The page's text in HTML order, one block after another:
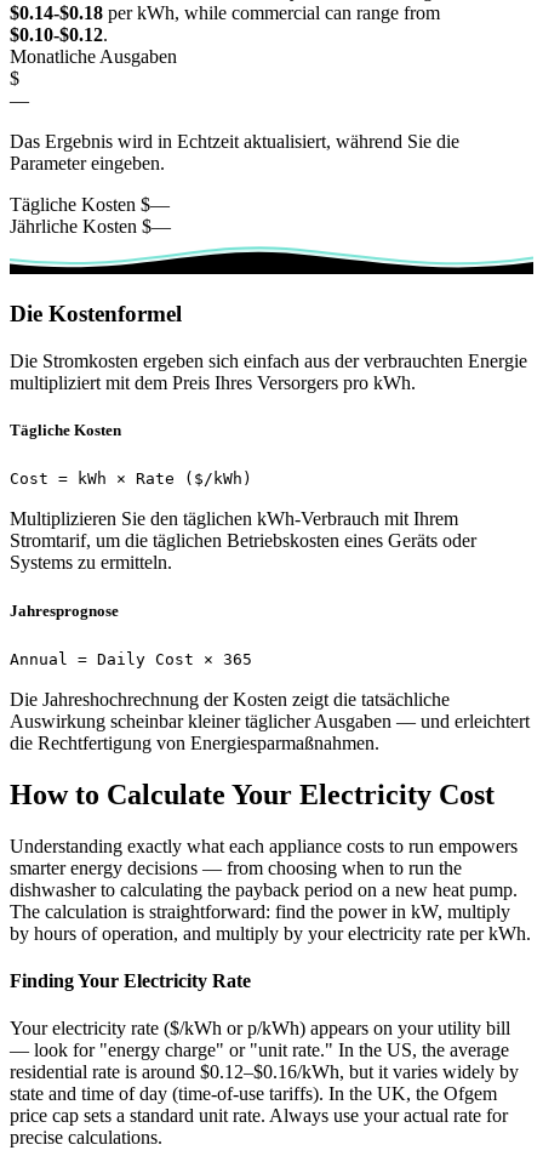
$0.14-$0.18 per kWh, while commercial can range from
$0.10-$0.12.
Monatliche Ausgaben
$
—
Das Ergebnis wird in Echtzeit aktualisiert, während Sie die
Parameter eingeben.
Tägliche Kosten $—
Jährliche Kosten $—
Die Kostenformel
Die Stromkosten ergeben sich einfach aus der verbrauchten Energie
multipliziert mit dem Preis Ihres Versorgers pro kWh.
Tägliche Kosten
Cost = kWh × Rate ($/kWh)
Multiplizieren Sie den täglichen kWh-Verbrauch mit Ihrem
Stromtarif, um die täglichen Betriebskosten eines Geräts oder
Systems zu ermitteln.
Jahresprognose
Annual = Daily Cost × 365
Die Jahreshochrechnung der Kosten zeigt die tatsächliche
Auswirkung scheinbar kleiner täglicher Ausgaben — und erleichtert
die Rechtfertigung von Energiesparmaßnahmen.
How to Calculate Your Electricity Cost
Understanding exactly what each appliance costs to run empowers
smarter energy decisions — from choosing when to run the
dishwasher to calculating the payback period on a new heat pump.
The calculation is straightforward: find the power in kW, multiply
by hours of operation, and multiply by your electricity rate per kWh.
Finding Your Electricity Rate
Your electricity rate ($/kWh or p/kWh) appears on your utility bill
— look for "energy charge" or "unit rate." In the US, the average
residential rate is around $0.12–$0.16/kWh, but it varies widely by
state and time of day (time-of-use tariffs). In the UK, the Ofgem
price cap sets a standard unit rate. Always use your actual rate for
precise calculations.